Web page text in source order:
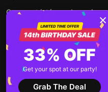
Comment intégrer des avis
Google gratuitement sur un site
web
Comment intégrer une fenêtre
contextuelle sur n'importe quel
site Web
Voir tous les articles
33% OFF
Get your spot at our party!
Grab The Deal